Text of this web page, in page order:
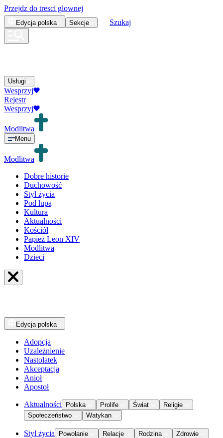
Przejdz do tresci glownej
Edycja polska Sekcje Szukaj
Usługi
Wesprzyj
Rejestr
Wesprzyj
Modlitwa
Menu
Modlitwa
Dobre historie
Duchowość
Styl życia
Pod lupą
Kultura
Aktualności
Kościół
Papież Leon XIV
Modlitwa
Dzieci
Edycja polska
Adopcja
Uzależnienie
Nastolatek
Akceptacja
Anioł
Apostoł
Aktualności Polska Prolife Świat
Religie
Społeczeństwo
Watykan
Styl życia Powołanie Relacje Rodzina
Zdrowie